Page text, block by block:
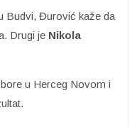
Budvi, Đurović kaže da
Drugi je Nikola
u Herceg Novom i